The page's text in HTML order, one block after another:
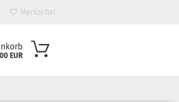
Merkzettel
EUR